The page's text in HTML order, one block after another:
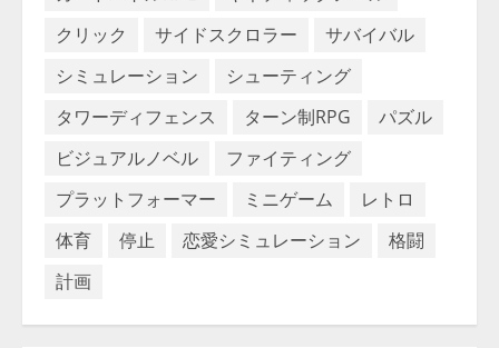
クリック
サイドスクロラー
サバイバル
シミュレーション
シューティング
タワーディフェンス
ターン制RPG
パズル
ビジュアルノベル
ファイティング
プラットフォーマー
ミニゲーム
レトロ
体育
停止 恋愛シミュレーション
格闘
計画